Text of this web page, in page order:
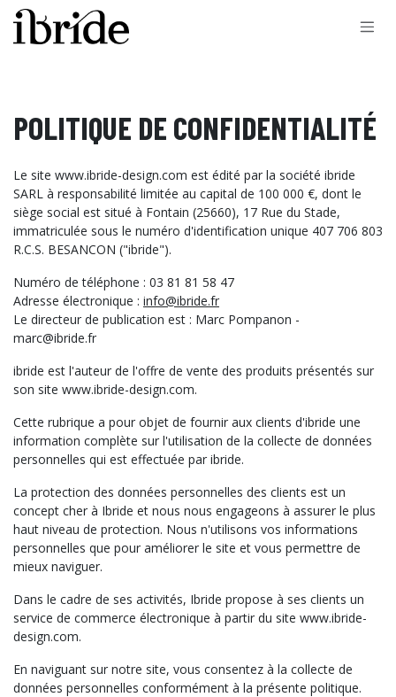
Skip to Content
POLITIQUE DE CONFIDENTIALITÉ
Le site www.ibride-design.com est édité par la société ibride
SARL à responsabilité limitée au capital de 100 000 €, dont le
siège social est situé à Fontain (25660), 17 Rue du Stade,
immatriculée sous le numéro d'identification unique 407 706 803
R.C.S. BESANCON ("ibride").
Numéro de téléphone : 03 81 81 58 47
Adresse électronique : info@ibride.fr
Le directeur de publication est : Marc Pompanon -
marc@ibride.fr
ibride est l'auteur de l'offre de vente des produits présentés sur
son site www.ibride-design.com.
Cette rubrique a pour objet de fournir aux clients d'ibride une
information complète sur l'utilisation de la collecte de données
personnelles qui est effectuée par ibride.
La protection des données personnelles des clients est un
concept cher à Ibride et nous nous engageons à assurer le plus
haut niveau de protection. Nous n'utilisons vos informations
personnelles que pour améliorer le site et vous permettre de
mieux naviguer.
Dans le cadre de ses activités, Ibride propose à ses clients un
service de commerce électronique à partir du site www.ibride-
design.com.
En naviguant sur notre site, vous consentez à la collecte de
données personnelles conformément à la présente politique.